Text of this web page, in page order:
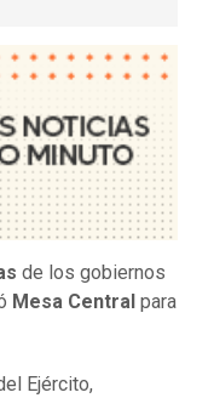
de los gobiernos
Mesa Central para
Ejército,